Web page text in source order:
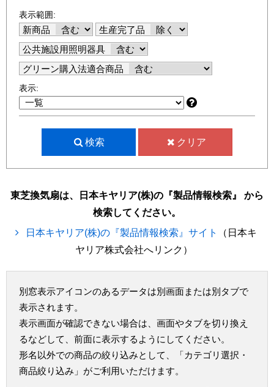
表示範囲:
新商品
生産完了品
公共施設用照明器具
グリーン購入法適合商品
表示:
検索 クリア
東芝換気扇は、日本キヤリア(株)の『製品情報検索』 から
検索してください。
日本キヤリア(株)の『製品情報検索』サイト
（日本キ
ヤリア株式会社へリンク）
別窓表示アイコンのあるデータは別画面または別タブで
表示されます。
表示画面が確認できない場合は、画面やタブを切り換え
るなどして、前面に表示するようにしてください。
形名以外での商品の絞り込みとして、「カテゴリ選択・
商品絞り込み」がご利用いただけます。